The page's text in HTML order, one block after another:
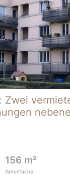
Zwei
156 m²
Wohnfläche